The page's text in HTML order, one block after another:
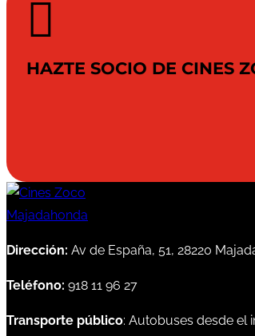

HAZTE SOCIO DE CINES
Dirección: Av de España, 51, 28220
Teléfono: 918 11 96 27
Transporte público: Autobuses desde el